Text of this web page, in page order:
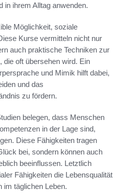
in ihrem Alltag anwenden.
Möglichkeit, soziale
Kurse vermitteln nicht nur
auch praktische Techniken zur
die oft übersehen wird. Ein
und Mimik hilft dabei,
und das
zu fördern.
belegen, dass Menschen
in der Lage sind,
Diese Fähigkeiten tragen
bei, sondern können auch
beeinflussen. Letztlich
Fähigkeiten die Lebensqualität
im täglichen Leben.